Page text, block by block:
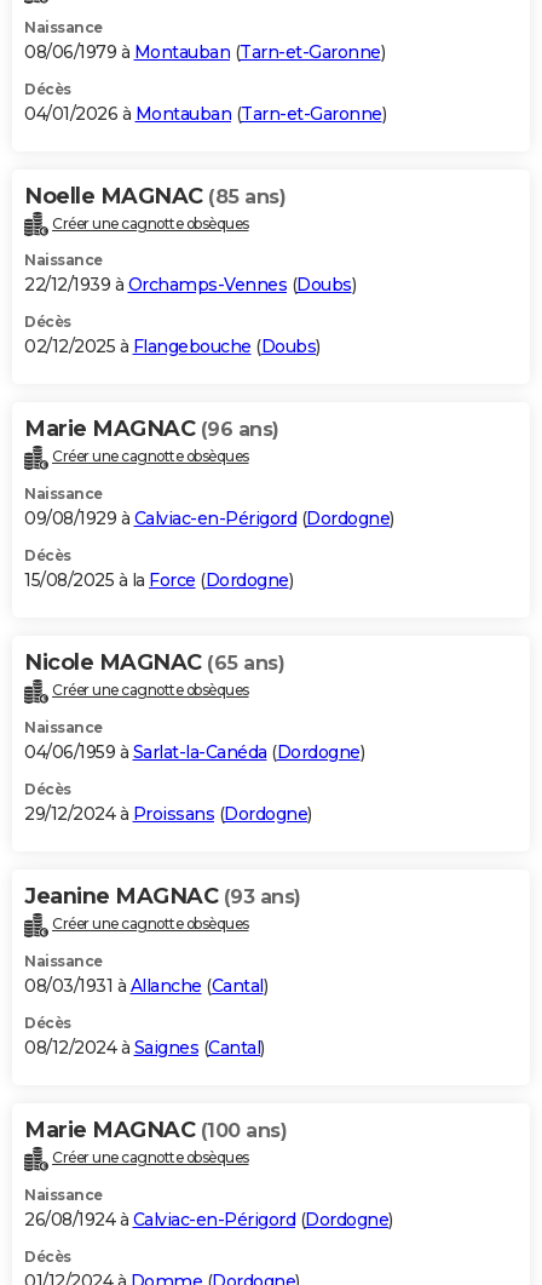
Naissance
08/06/1979 à Montauban (Tarn-et-Garonne)
Décès
04/01/2026 à Montauban (Tarn-et-Garonne)
Noelle MAGNAC (85 ans)
Créer une cagnotte obsèques
Naissance
22/12/1939 à Orchamps-Vennes (Doubs)
Décès
02/12/2025 à Flangebouche (Doubs)
Marie MAGNAC (96 ans)
Créer une cagnotte obsèques
Naissance
09/08/1929 à Calviac-en-Périgord (Dordogne)
Décès
15/08/2025 à la Force (Dordogne)
Nicole MAGNAC (65 ans)
Créer une cagnotte obsèques
Naissance
04/06/1959 à Sarlat-la-Canéda (Dordogne)
Décès
29/12/2024 à Proissans (Dordogne)
Jeanine MAGNAC (93 ans)
Créer une cagnotte obsèques
Naissance
08/03/1931 à Allanche (Cantal)
Décès
08/12/2024 à Saignes (Cantal)
Marie MAGNAC (100 ans)
Créer une cagnotte obsèques
Naissance
26/08/1924 à Calviac-en-Périgord (Dordogne)
Décès